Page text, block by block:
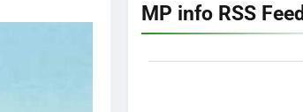
MP info RSS Feed